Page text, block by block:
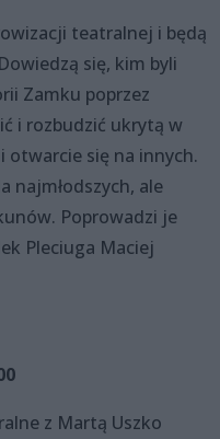
teatralnej i będą
się, kim byli
Zamku poprzez
i rozbudzić ukrytą w
otwarcie się na innych.
najmłodszych, ale
Poprowadzi je
Pleciuga Maciej
z Martą Uszko